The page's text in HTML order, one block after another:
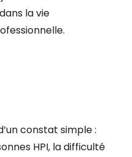
la vie
constat simple :
HPI, la difficulté